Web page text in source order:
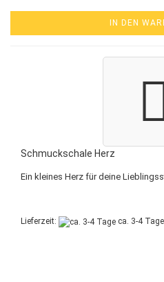
IN DEN
Schmuckschale Herz
Ein kleines Herz für deine
Lieferzeit: ca. 3-4 Tage